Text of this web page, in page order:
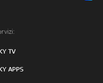
TV
APPS